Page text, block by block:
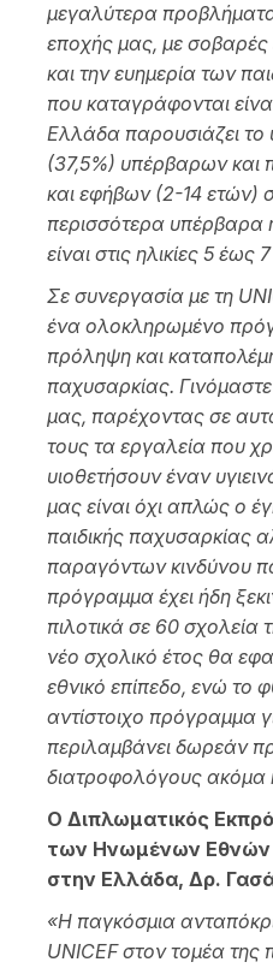
μεγαλύτερα
εποχής μας, με σοβαρές
και την ευημερία των
που καταγράφονται
Ελλάδα παρουσιάζει
(37,5%) υπέρβαρων και
και εφήβων (2-14 ετών)
περισσότερα υπέρβαρα
είναι στις ηλικίες 5
Σε συνεργασία με τη
ένα ολοκληρωμένο
πρόληψη και
παχυσαρκίας.
μας, παρέχοντας σε αυτά
τους τα εργαλεία που
υιοθετήσουν έναν
μας είναι όχι απλώς ο
παιδικής παχυσαρκίας
παραγόντων κινδύνου
πρόγραμμα έχει ήδη
πιλοτικά σε 60 σχολεία
νέο σχολικό έτος θα
εθνικό επίπεδο, ενώ το
αντίστοιχο πρόγραμμα
περιλαμβάνει δωρεάν
διατροφολόγους ακόμα
Ο Διπλωματικός
των Ηνωμένων Εθνών
στην Ελλάδα, Δρ.
«Η παγκόσμια
UNICEF στον τομέα της